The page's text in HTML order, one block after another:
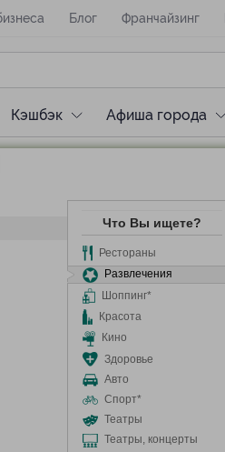
Блог Франчайзинг
Кэшбэк Афиша города
Что Вы ищете?
Рестораны
Развлечения
Шоппинг*
Красота
Кино
Здоровье
Авто
Спорт*
Театры
Театры, концерты